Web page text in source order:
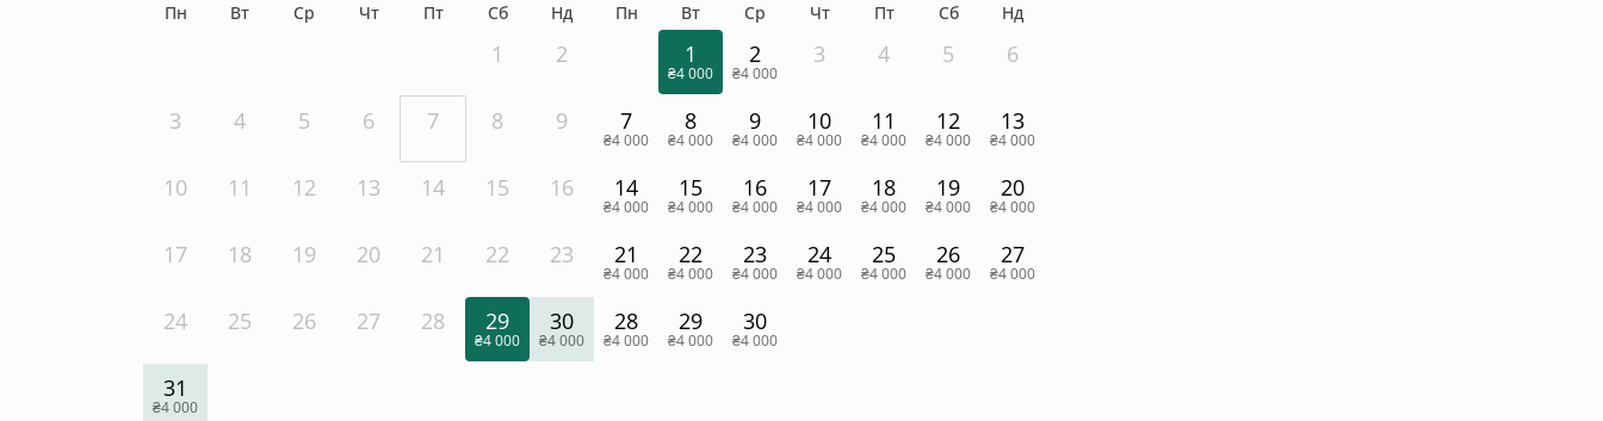
Пн Вт Ср Чт Пт Сб Нд
1 2
3 4 5 6 7 8 9
10 11 12 13 14 15 16
17 18 19 20 21 22 23
24 25 26 27 28 29
₴4 000
30
₴4 000
31
₴4 000
Пн Вт Ср Чт Пт Сб Нд
1
₴4 000
2
₴4 000
3 4 5 6
7
₴4 000
8
₴4 000
9
₴4 000
10
₴4 000
11
₴4 000
12
₴4 000
13
₴4 000
14
₴4 000
15
₴4 000
16
₴4 000
17
₴4 000
18
₴4 000
19
₴4 000
20
₴4 000
21
₴4 000
22
₴4 000
23
₴4 000
24
₴4 000
25
₴4 000
26
₴4 000
27
₴4 000
28
₴4 000
29
₴4 000
30
₴4 000